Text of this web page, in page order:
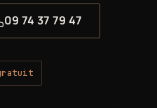
09 74 37 79 47